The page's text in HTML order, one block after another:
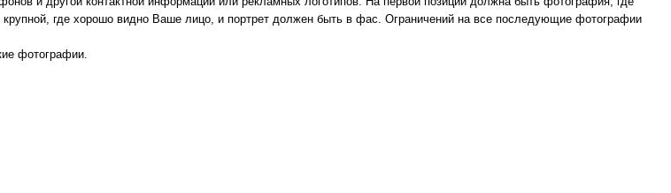
где хорошо видно Ваше лицо, и портрет должен быть в фас. Ограничений на все последующие фотографии
фотографии.